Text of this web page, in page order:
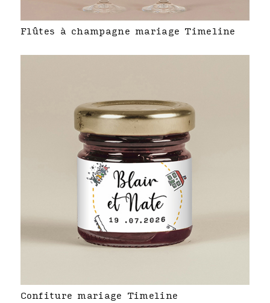
Flûtes à champagne mariage Timeline
Confiture mariage Timeline